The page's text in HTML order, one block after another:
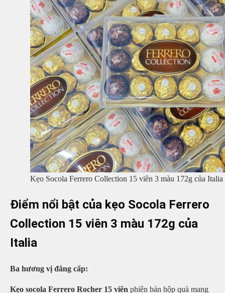
Kẹo Socola Ferrero Collection 15 viên 3 màu 172g của Italia
Điểm nổi bật của kẹo Socola Ferrero
Collection 15 viên 3 màu 172g của
Italia
Ba hương vị đẳng cấp:
Kẹo socola Ferrero Rocher 15 viên phiên bản hộp quà mang